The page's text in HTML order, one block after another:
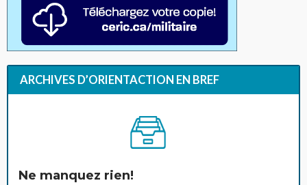
ARCHIVES D’ORIENTACTION EN BREF
Ne manquez rien!